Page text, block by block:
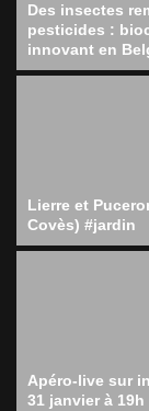
Des insectes
pesticides :
innovant en
Lierre et
Covès) #jardin
Apéro-live sur
31 janvier à